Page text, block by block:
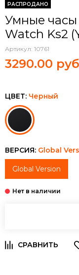
РАСПРОДАНО
Умные часы
Watch Ks2
Артикул: 10761
3290.00 руб
ЦВЕТ: Черный
ВЕРСИЯ: Global
Global Version